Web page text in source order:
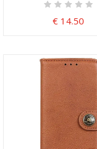
€ 14.50